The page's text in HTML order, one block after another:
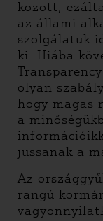
között,
az állami
szolgálatuk
ki. Hiába
olyan
hogy magas
a
jussanak a
Az
rangú